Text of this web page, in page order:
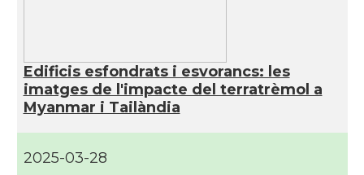
Edificis esfondrats i esvorancs: les
imatges de l'impacte del terratrèmol a
Myanmar i Tailàndia
2025-03-28